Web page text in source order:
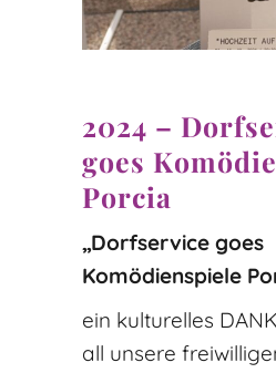
2024 –
goes
Porcia
„Dorfservice goes
Komödienspiele
ein kulturelles
all unsere